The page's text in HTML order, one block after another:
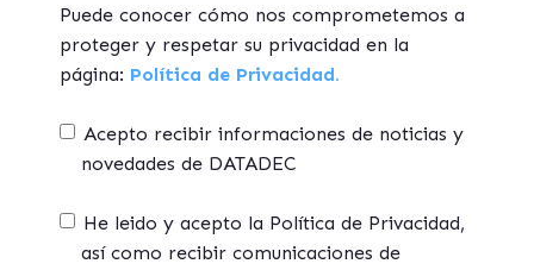
Puede conocer cómo nos comprometemos a
proteger y respetar su privacidad en la
página: Política de Privacidad.
Acepto recibir informaciones de noticias y
novedades de DATADEC
He leido y acepto la Política de Privacidad,
así como recibir comunicaciones de